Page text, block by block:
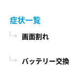
号やクレジ
情報などを
ユーザーが
るために、
社各店舗、当社
できますが、状
る場合がござ
際に、必ず当
症状一覧
画面割れ
バッテリー交換